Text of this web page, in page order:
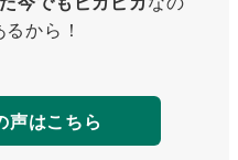
から！
声はこちら